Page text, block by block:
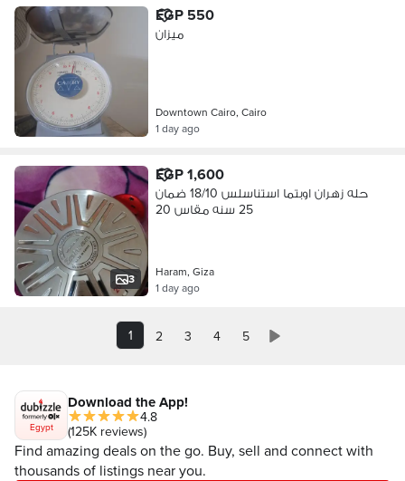
EGP 550
ميزان
Downtown Cairo, Cairo
1 day ago
3
EGP 1,600
حله زهران اوبتما استناسلس 18/10 ضمان
25 سنه مقاس 20
Haram, Giza
1 day ago
1 2 3 4 5
Egypt
Download the App!
4.8
(125K reviews)
Find amazing deals on the go. Buy, sell and connect with
thousands of listings near you.